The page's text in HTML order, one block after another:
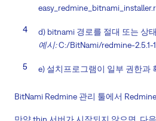
d) bitnami 경로를 절대 또는 상
예시:C:/BitNami/redmine-2.5.1-1
e) 설치프로그램이 일부 권한과
BitNami Redmine 관리 툴에서
만약 thin 서버가 시작되지 않으면, 다